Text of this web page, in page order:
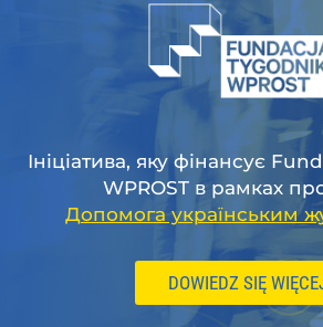
Ініціатива, яку фінансує
WPROST в рамках
Допомога українським
DOWIEDZ SIĘ